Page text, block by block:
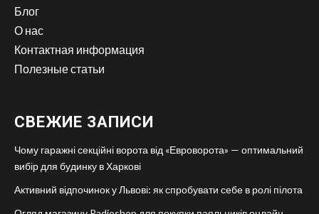
Блог
О нас
Контактная информация
Полезные статьи
СВЕЖИЕ ЗАПИСИ
Чому гаражні секційні ворота від «Евроворота» — оптимальний
вибір для будинку в Харкові
Активний відпочинок у Львові: як спробувати себе в ролі пілота